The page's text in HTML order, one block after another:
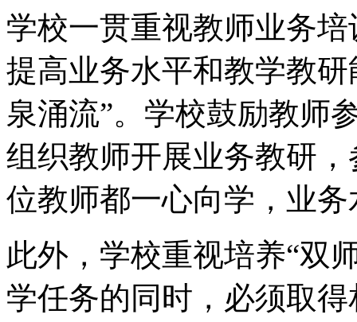
学校一贯重视教师业务
提高业务水平和教学教
泉涌流”。学校鼓励教师
组织教师开展业务教研
位教师都一心向学，业
此外，学校重视培养“双
学任务的同时，必须取